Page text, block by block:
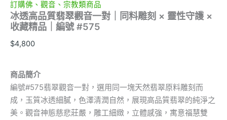
訂購佛、觀音、宗教類商品
冰透高品質翡翠觀音一對｜同料雕刻 × 靈性守護 ×
收藏精品｜編號 #575
$4,800
商品簡介
編號#575翡翠觀音一對，選用同一塊天然翡翠原料雕刻而
成，玉質冰透細膩，色澤清潤自然，展現高品質翡翠的純淨之
美。觀音神態慈悲莊嚴，雕工細緻，立體感強，寓意福慧雙
量